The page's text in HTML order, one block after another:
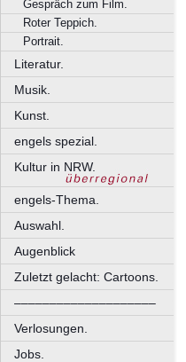
Gespräch zum Film.
Roter Teppich.
Portrait.
Literatur.
Musik.
Kunst.
engels spezial.
Kultur in NRW.
engels-Thema.
Auswahl.
Augenblick
Zuletzt gelacht: Cartoons.
––––––––––––––––––––
Verlosungen.
Jobs.